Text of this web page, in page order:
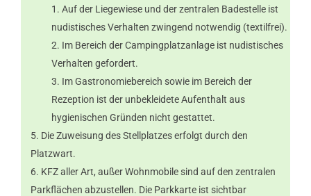
Auf der Liegewiese und der zentralen Badestelle ist
nudistisches Verhalten zwingend notwendig (textilfrei).
Im Bereich der Campingplatzanlage ist nudistisches
Verhalten gefordert.
Im Gastronomiebereich sowie im Bereich der
Rezeption ist der unbekleidete Aufenthalt aus
hygienischen Gründen nicht gestattet.
Die Zuweisung des Stellplatzes erfolgt durch den
Platzwart.
KFZ aller Art, außer Wohnmobile sind auf den zentralen
Parkflächen abzustellen. Die Parkkarte ist sichtbar